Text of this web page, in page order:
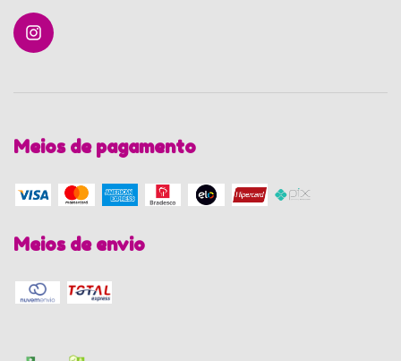
Meios de pagamento
Meios de envio